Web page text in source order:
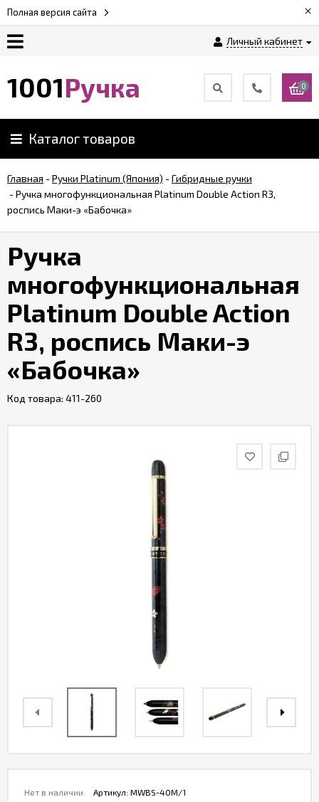
Полная версия сайта ×
Личный кабинет
Возврат
ручек
Контакты
1001Ручка 0
Каталог товаров
Главная -Ручки Platinum (Япония) -Гибридные ручки
-Ручка многофункциональная Platinum Double Action R3,
роспись Маки-э «Бабочка»
Ручка
многофункциональная
Platinum Double Action
R3, роспись Маки-э
«Бабочка»
Код товара: 411-260
Артикул: MWBS-40M/1
Нет в наличии